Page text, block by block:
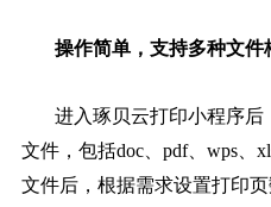
操作简单，支持多种文件
进入琢贝云打印小程序
文件，包括doc、pdf、wps、
文件后，根据需求设置打印